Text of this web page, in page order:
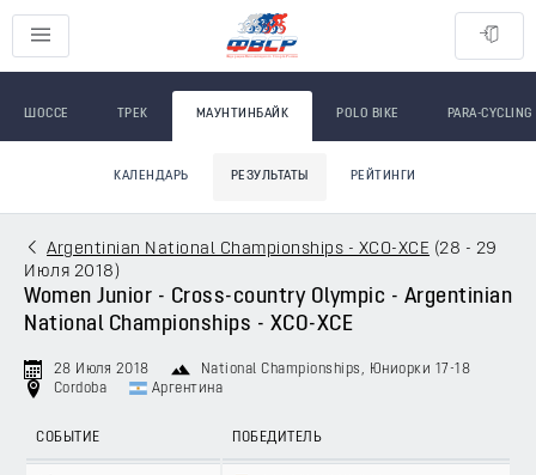
ШОССЕ ТРЕК МАУНТИНБАЙК POLO BIKE PARA-CYCLING
КАЛЕНДАРЬ РЕЗУЛЬТАТЫ РЕЙТИНГИ
Argentinian National Championships - XCO-XCE (28 - 29
Июля 2018 )
Women Junior - Cross-country Olympic - Argentinian
National Championships - XCO-XCE
28 Июля 2018 National Championships , Юниорки 17-18
Cordoba
Аргентина
СОБЫТИЕ ПОБЕДИТЕЛЬ